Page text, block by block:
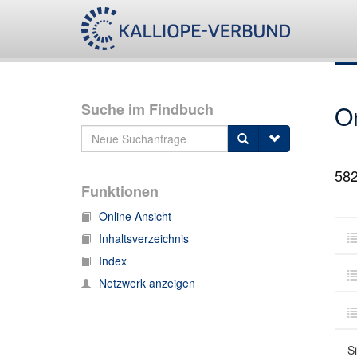
Suche im Findbuch
Funktionen
Online Ansicht
Inhaltsverzeichnis
Index
Netzwerk anzeigen